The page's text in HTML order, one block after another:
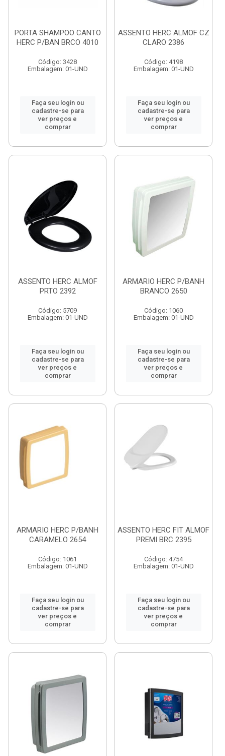
PORTA SHAMPOO CANTO
HERC P/BAN BRCO 4010
Código: 3428
Embalagem: 01-UND
Faça seu login ou
cadastre-se para
ver preços e
comprar
ASSENTO HERC ALMOF CZ
CLARO 2386
Código: 4198
Embalagem: 01-UND
Faça seu login ou
cadastre-se para
ver preços e
comprar
ASSENTO HERC ALMOF
PRTO 2392
Código: 5709
Embalagem: 01-UND
Faça seu login ou
cadastre-se para
ver preços e
comprar
ARMARIO HERC P/BANH
BRANCO 2650
Código: 1060
Embalagem: 01-UND
Faça seu login ou
cadastre-se para
ver preços e
comprar
ARMARIO HERC P/BANH
CARAMELO 2654
Código: 1061
Embalagem: 01-UND
Faça seu login ou
cadastre-se para
ver preços e
comprar
ASSENTO HERC FIT ALMOF
PREMI BRC 2395
Código: 4754
Embalagem: 01-UND
Faça seu login ou
cadastre-se para
ver preços e
comprar